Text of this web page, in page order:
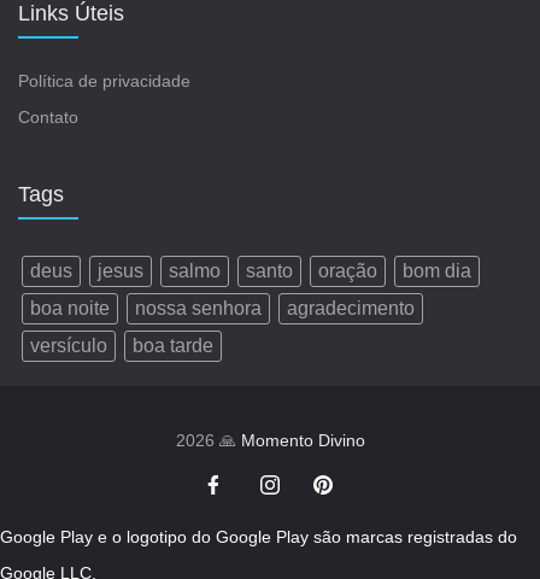
Links Úteis
Política de privacidade
Contato
Tags
deus jesus salmo santo oração
bom dia
boa noite
nossa senhora
agradecimento
versículo
boa tarde
2026 🙏 Momento Divino
Google Play e o logotipo do Google Play são marcas registradas do
Google LLC.